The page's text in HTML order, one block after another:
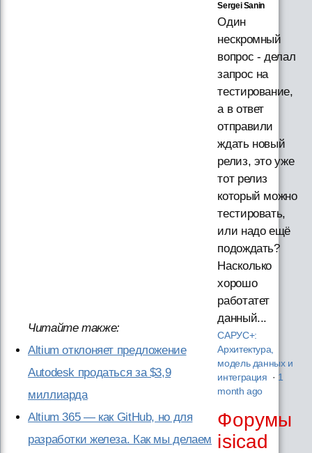
Читайте также:
Altium отклоняет предложение
Autodesk продаться за $3,9
миллиарда
Altium 365 — как GitHub, но для
разработки железа. Как мы делаем
Sergei Sanin
Один
нескромный
вопрос - делал
запрос на
тестирование,
а в ответ
отправили
ждать новый
релиз, это уже
тот релиз
который можно
тестировать,
или надо ещё
подождать?
Насколько
хорошо
работатет
данный...
САРУС+:
Архитектура,
модель данных и
интеграция · 1
month ago
Форумы
isicad